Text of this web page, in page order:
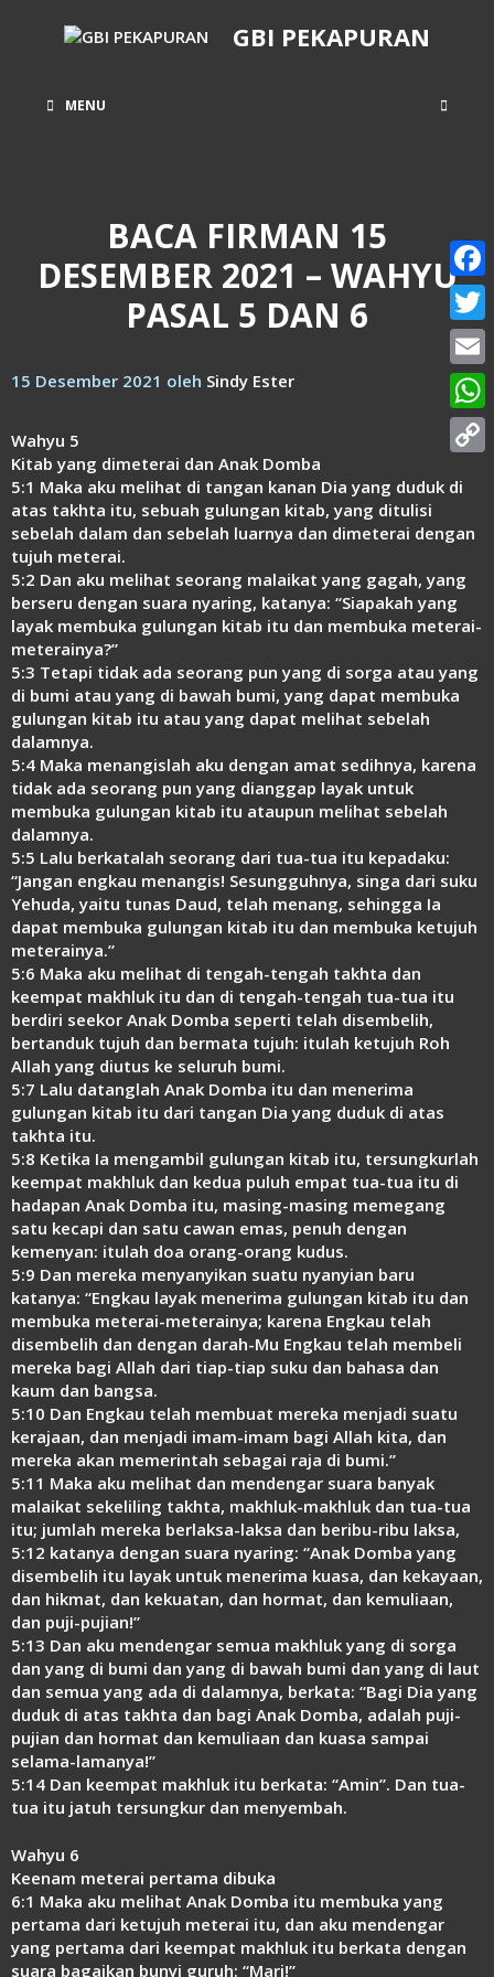
GBI PEKAPURAN
MENU
BACA FIRMAN 15
DESEMBER 2021 – WAHYU
PASAL 5 DAN 6
15 Desember 2021 oleh Sindy Ester
Wahyu 5
Kitab yang dimeterai dan Anak Domba
5:1 Maka aku melihat di tangan kanan Dia yang duduk di
atas takhta itu, sebuah gulungan kitab, yang ditulisi
sebelah dalam dan sebelah luarnya dan dimeterai dengan
tujuh meterai.
5:2 Dan aku melihat seorang malaikat yang gagah, yang
berseru dengan suara nyaring, katanya: “Siapakah yang
layak membuka gulungan kitab itu dan membuka meterai-
meterainya?”
5:3 Tetapi tidak ada seorang pun yang di sorga atau yang
di bumi atau yang di bawah bumi, yang dapat membuka
gulungan kitab itu atau yang dapat melihat sebelah
dalamnya.
5:4 Maka menangislah aku dengan amat sedihnya, karena
tidak ada seorang pun yang dianggap layak untuk
membuka gulungan kitab itu ataupun melihat sebelah
dalamnya.
5:5 Lalu berkatalah seorang dari tua-tua itu kepadaku:
“Jangan engkau menangis! Sesungguhnya, singa dari suku
Yehuda, yaitu tunas Daud, telah menang, sehingga Ia
dapat membuka gulungan kitab itu dan membuka ketujuh
meterainya.”
5:6 Maka aku melihat di tengah-tengah takhta dan
keempat makhluk itu dan di tengah-tengah tua-tua itu
berdiri seekor Anak Domba seperti telah disembelih,
bertanduk tujuh dan bermata tujuh: itulah ketujuh Roh
Allah yang diutus ke seluruh bumi.
5:7 Lalu datanglah Anak Domba itu dan menerima
gulungan kitab itu dari tangan Dia yang duduk di atas
takhta itu.
5:8 Ketika Ia mengambil gulungan kitab itu, tersungkurlah
keempat makhluk dan kedua puluh empat tua-tua itu di
hadapan Anak Domba itu, masing-masing memegang
satu kecapi dan satu cawan emas, penuh dengan
kemenyan: itulah doa orang-orang kudus.
5:9 Dan mereka menyanyikan suatu nyanyian baru
katanya: “Engkau layak menerima gulungan kitab itu dan
membuka meterai-meterainya; karena Engkau telah
disembelih dan dengan darah-Mu Engkau telah membeli
mereka bagi Allah dari tiap-tiap suku dan bahasa dan
kaum dan bangsa.
5:10 Dan Engkau telah membuat mereka menjadi suatu
kerajaan, dan menjadi imam-imam bagi Allah kita, dan
mereka akan memerintah sebagai raja di bumi.”
5:11 Maka aku melihat dan mendengar suara banyak
malaikat sekeliling takhta, makhluk-makhluk dan tua-tua
itu; jumlah mereka berlaksa-laksa dan beribu-ribu laksa,
5:12 katanya dengan suara nyaring: “Anak Domba yang
disembelih itu layak untuk menerima kuasa, dan kekayaan,
dan hikmat, dan kekuatan, dan hormat, dan kemuliaan,
dan puji-pujian!”
5:13 Dan aku mendengar semua makhluk yang di sorga
dan yang di bumi dan yang di bawah bumi dan yang di laut
dan semua yang ada di dalamnya, berkata: “Bagi Dia yang
duduk di atas takhta dan bagi Anak Domba, adalah puji-
pujian dan hormat dan kemuliaan dan kuasa sampai
selama-lamanya!”
5:14 Dan keempat makhluk itu berkata: “Amin”. Dan tua-
tua itu jatuh tersungkur dan menyembah.
Wahyu 6
Keenam meterai pertama dibuka
6:1 Maka aku melihat Anak Domba itu membuka yang
pertama dari ketujuh meterai itu, dan aku mendengar
yang pertama dari keempat makhluk itu berkata dengan
suara bagaikan bunyi guruh: “Mari!”
Email